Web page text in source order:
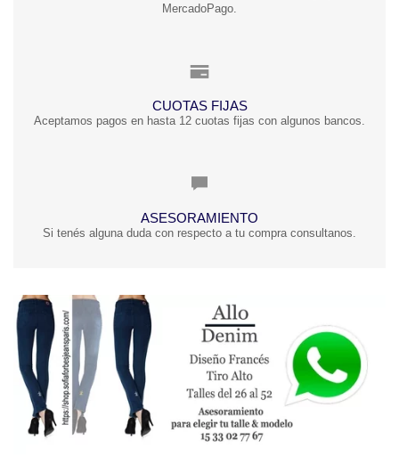
MercadoPago.
CUOTAS FIJAS
Aceptamos pagos en hasta 12 cuotas fijas con algunos bancos.
ASESORAMIENTO
Si tenés alguna duda con respecto a tu compra consultanos.